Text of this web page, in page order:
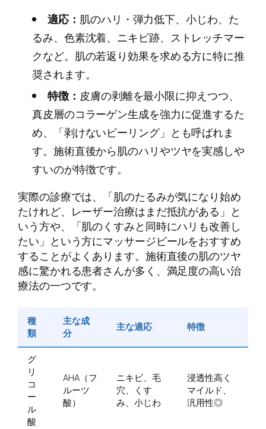
適応： 肌のハリ・弾力低下、小じわ、た
るみ、色素沈着、ニキビ跡、ストレッチマー
クなど。肌の若返り効果を求める方に特に推
奨されます。
特徴： 皮膚の剥離を最小限に抑えつつ、
真皮層のコラーゲン生成を強力に促進するた
め、「剥けないピーリング」とも呼ばれま
す。施術直後から肌のハリやツヤを実感しや
すいのが特徴です。
実際の診療では、「肌のたるみが気になり始め
たけれど、レーザー治療はまだ抵抗がある」と
いう方や、「肌のくすみと同時にハリも改善し
たい」という方にマッサージピールをおすすめ
することがよくあります。施術直後の肌のツヤ
感に驚かれる患者さんが多く、満足度の高い治
療法の一つです。
種
類
主な成
分
主な適応 特徴
グ
リ
コ
ー
ル
酸
AHA（フ
ルーツ
酸）
ニキビ、毛
穴、くす
み、小じわ
浸透性高く
マイルド、
汎用性◎